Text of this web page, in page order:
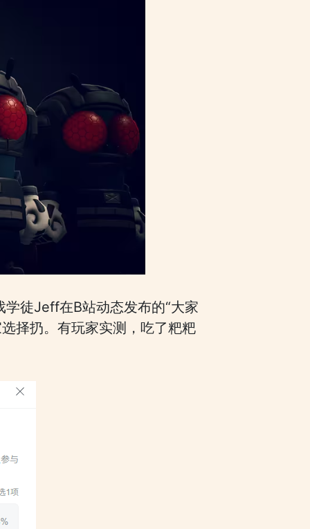
学徒Jeff在B站动态发布的“大家
择扔。有玩家实测，吃了粑粑